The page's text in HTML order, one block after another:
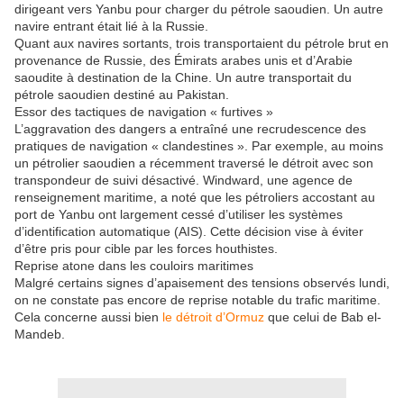
dirigeant vers Yanbu pour charger du pétrole saoudien. Un autre
navire entrant était lié à la Russie.
Quant aux navires sortants, trois transportaient du pétrole brut en
provenance de Russie, des Émirats arabes unis et d’Arabie
saoudite à destination de la Chine. Un autre transportait du
pétrole saoudien destiné au Pakistan.
Essor des tactiques de navigation « furtives »
L’aggravation des dangers a entraîné une recrudescence des
pratiques de navigation « clandestines ». Par exemple, au moins
un pétrolier saoudien a récemment traversé le détroit avec son
transpondeur de suivi désactivé. Windward, une agence de
renseignement maritime, a noté que les pétroliers accostant au
port de Yanbu ont largement cessé d’utiliser les systèmes
d’identification automatique (AIS). Cette décision vise à éviter
d’être pris pour cible par les forces houthistes.
Reprise atone dans les couloirs maritimes
Malgré certains signes d’apaisement des tensions observés lundi,
on ne constate pas encore de reprise notable du trafic maritime.
Cela concerne aussi bien le détroit d’Ormuz que celui de Bab el-
Mandeb.